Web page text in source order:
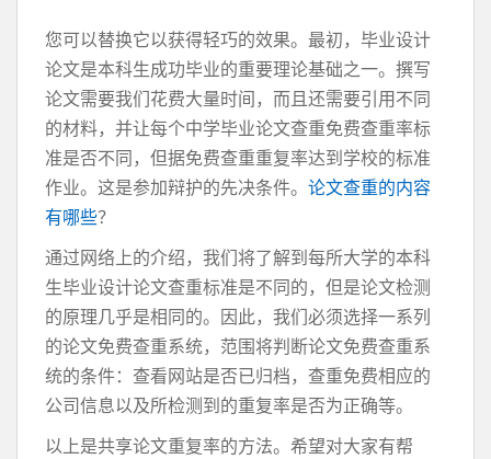
您可以替换它以获得轻巧的效果。最初，毕业设计
论文是本科生成功毕业的重要理论基础之一。撰写
论文需要我们花费大量时间，而且还需要引用不同
的材料，并让每个中学毕业论文查重免费查重率标
准是否不同，但据免费查重重复率达到学校的标准
作业。这是参加辩护的先决条件。 论文查重的内容
有哪些？
通过网络上的介绍，我们将了解到每所大学的本科
生毕业设计论文查重标准是不同的，但是论文检测
的原理几乎是相同的。因此，我们必须选择一系列
的论文免费查重系统，范围将判断论文免费查重系
统的条件：查看网站是否已归档，查重免费相应的
公司信息以及所检测到的重复率是否为正确等。
以上是共享论文重复率的方法。希望对大家有帮